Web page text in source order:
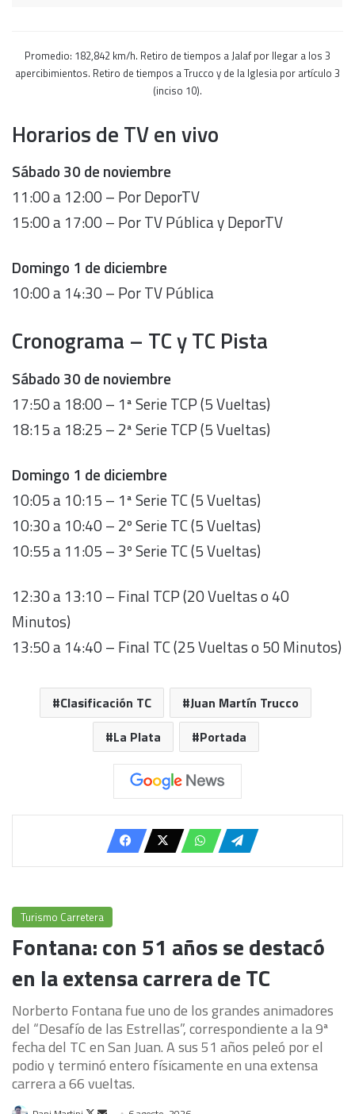
Promedio: 182,842 km/h. Retiro de tiempos a Jalaf por llegar a los 3
apercibimientos. Retiro de tiempos a Trucco y de la Iglesia por artículo 3
(inciso 10).
Horarios de TV en vivo
Sábado 30 de noviembre
11:00 a 12:00 – Por DeporTV
15:00 a 17:00 – Por TV Pública y DeporTV
Domingo 1 de diciembre
10:00 a 14:30 – Por TV Pública
Cronograma – TC y TC Pista
Sábado 30 de noviembre
17:50 a 18:00 – 1ª Serie TCP (5 Vueltas)
18:15 a 18:25 – 2ª Serie TCP (5 Vueltas)
Domingo 1 de diciembre
10:05 a 10:15 – 1ª Serie TC (5 Vueltas)
10:30 a 10:40 – 2º Serie TC (5 Vueltas)
10:55 a 11:05 – 3º Serie TC (5 Vueltas)
12:30 a 13:10 – Final TCP (20 Vueltas o 40
Minutos)
13:50 a 14:40 – Final TC (25 Vueltas o 50 Minutos)
Clasificación TC
Juan Martín Trucco
La Plata
Portada